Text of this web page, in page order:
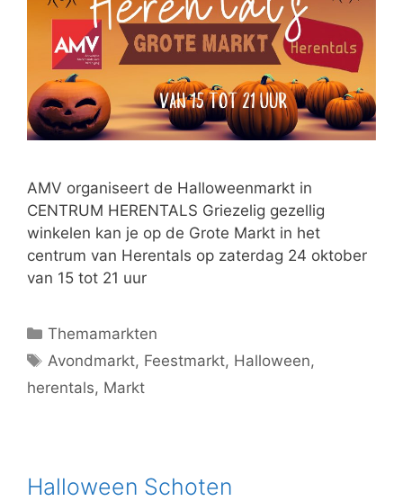
AMV organiseert de Halloweenmarkt in
CENTRUM HERENTALS Griezelig gezellig
winkelen kan je op de Grote Markt in het
centrum van Herentals op zaterdag 24 oktober
van 15 tot 21 uur
Themamarkten
Avondmarkt, Feestmarkt, Halloween,
herentals, Markt
Halloween Schoten